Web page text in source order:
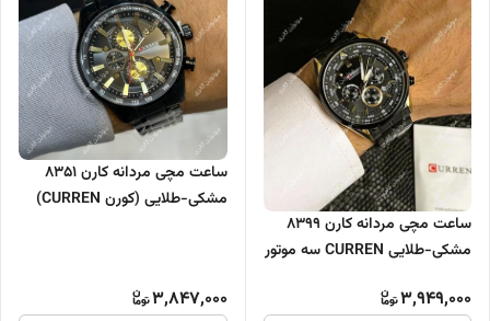
ساعت مچی مردانه کارن 8399
مشکی-طلایی CURREN سه موتور
3,949,000
ساعت مچی مردانه کارن 8351
مشکی-طلایی (کورن CURREN)
3,847,000